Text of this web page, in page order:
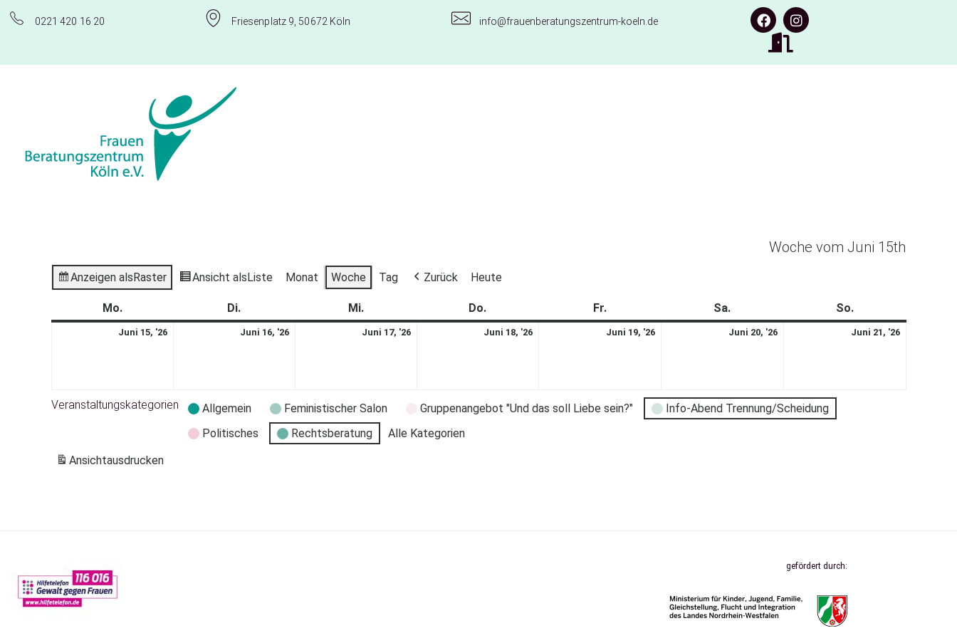
0221 420 16 20 Friesenplatz 9, 50672 Köln info@frauenberatungszentrum-koeln.de
Woche vom Juni 15th
Anzeigen alsRaster Ansicht alsListe Monat Woche Tag Zurück Heute
Mo. Di. Mi. Do. Fr. Sa. So.
Juni 15, '26 Juni 16, '26 Juni 17, '26 Juni 18, '26 Juni 19, '26 Juni 20, '26 Juni 21, '26
Veranstaltungskategorien Allgemein Feministischer Salon Gruppenangebot "Und das soll Liebe sein?"
Info-Abend Trennung/Scheidung
Politisches
Rechtsberatung
Alle Kategorien
Ansichtausdrucken
gefördert durch: